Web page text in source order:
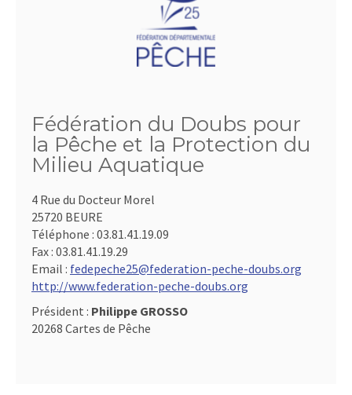
Fédération du Doubs pour
la Pêche et la Protection du
Milieu Aquatique
4 Rue du Docteur Morel
25720 BEURE
Téléphone : 03.81.41.19.09
Fax : 03.81.41.19.29
Email : fedepeche25@federation-peche-doubs.org
http://www.federation-peche-doubs.org
Président : Philippe GROSSO
20268 Cartes de Pêche